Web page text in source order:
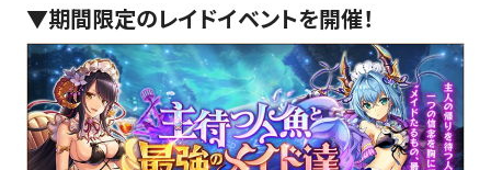
▼期間限定のレイドイベントを開催！